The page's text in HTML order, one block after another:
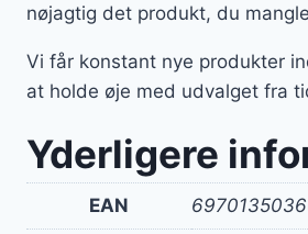
nøjagtig det produkt, du
Vi får konstant nye produkter
at holde øje med udvalget fra
Yderligere
EAN